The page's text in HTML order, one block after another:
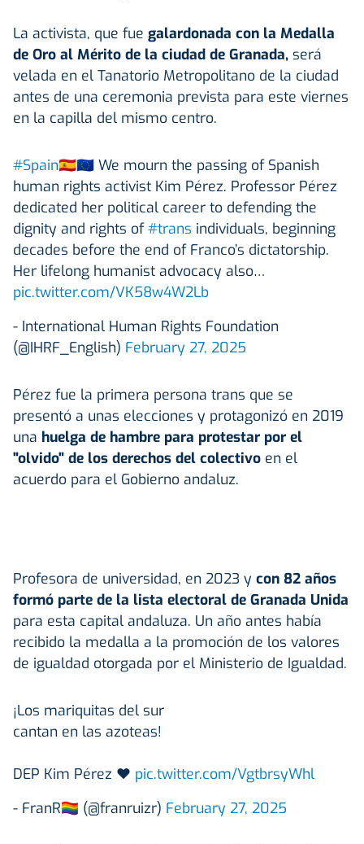
La activista, que fue galardonada con la Medalla
de Oro al Mérito de la ciudad de Granada, será
velada en el Tanatorio Metropolitano de la ciudad
antes de una ceremonia prevista para este viernes
en la capilla del mismo centro.
#Spain🇪🇸🇪🇺 We mourn the passing of Spanish
human rights activist Kim Pérez. Professor Pérez
dedicated her political career to defending the
dignity and rights of#trans individuals, beginning
decades before the end of Franco’s dictatorship.
Her lifelong humanist advocacy also…
pic.twitter.com/VK58w4W2Lb
- International Human Rights Foundation
(@IHRF_English) February 27, 2025
Pérez fue la primera persona trans que se
presentó a unas elecciones y protagonizó en 2019
una huelga de hambre para protestar por el
"olvido" de los derechos del colectivo en el
acuerdo para el Gobierno andaluz.
Profesora de universidad, en 2023 y con 82 años
formó parte de la lista electoral de Granada Unida
para esta capital andaluza. Un año antes había
recibido la medalla a la promoción de los valores
de igualdad otorgada por el Ministerio de Igualdad.
¡Los mariquitas del sur
cantan en las azoteas!
DEP Kim Pérez ❤️ pic.twitter.com/VgtbrsyWhl
- FranR🏳️‍🌈 (@franruizr) February 27, 2025